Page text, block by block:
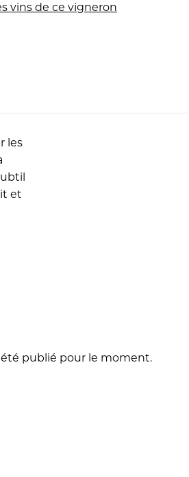
vins de ce vigneron
les
et
été publié pour le moment.